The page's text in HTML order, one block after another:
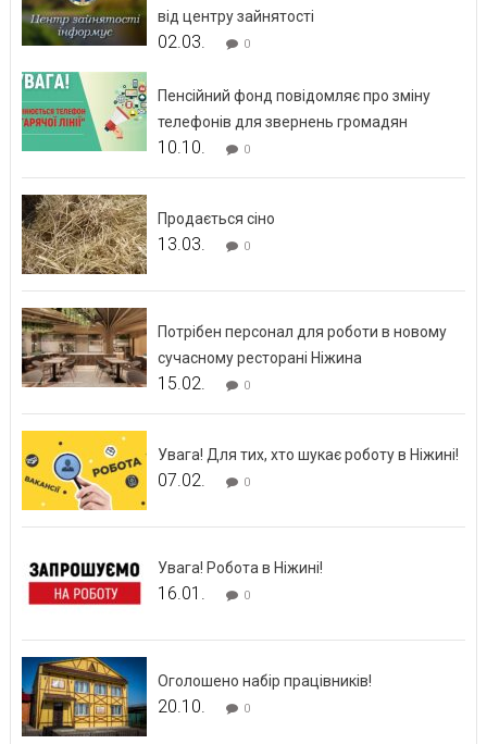
від центру зайнятості
02.03. 0
Пенсійний фонд повідомляє про зміну
телефонів для звернень громадян
10.10. 0
Продається сіно
13.03. 0
Потрібен персонал для роботи в новому
сучасному ресторані Ніжина
15.02. 0
Увага! Для тих, хто шукає роботу в Ніжині!
07.02. 0
Увага! Робота в Ніжині!
16.01. 0
Оголошено набір працівників!
20.10. 0